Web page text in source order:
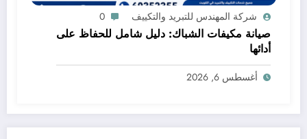
شركة المهندس للتبريد والتكييف 0
صيانة مكيفات الشباك: دليل شامل للحفاظ على
أدائها
أغسطس 6, 2026